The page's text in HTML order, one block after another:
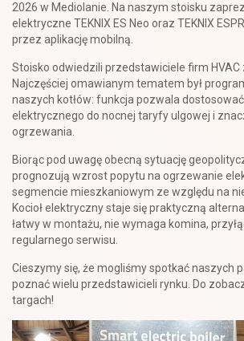
2026 w Mediolanie. Na naszym stoisku
elektryczne TEKNIX ES Neo oraz TEKNIX
przez aplikację mobilną.
Stoisko odwiedzili przedstawiciele firm HVAC
Najczęściej omawianym tematem był
naszych kotłów: funkcja pozwala dostosować
elektrycznego do nocnej taryfy ulgowej i
ogrzewania.
Biorąc pod uwagę obecną sytuację
prognozują wzrost popytu na ogrzewanie
segmencie mieszkaniowym ze względu na
Kocioł elektryczny staje się praktyczną
łatwy w montażu, nie wymaga komina,
regularnego serwisu.
Cieszymy się, że mogliśmy spotkać naszych
poznać wielu przedstawicieli rynku. Do
targach!